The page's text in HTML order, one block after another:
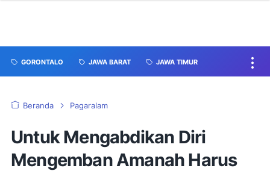
GORONTALO JAWA BARAT JAWA TIMUR
Beranda Pagaralam
Untuk Mengabdikan Diri
Mengemban Amanah Harus